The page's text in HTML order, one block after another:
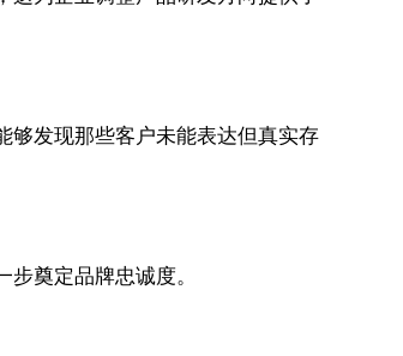
够发现那些客户未能表达但真实存
奠定品牌忠诚度。